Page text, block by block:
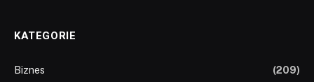
KATEGORIE
Biznes
(209)